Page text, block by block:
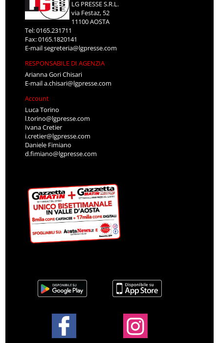
LG PRESSE S.R.L.
via Festaz, 52
11100 AOSTA
Tel: 0165.231711
Fax: 0165.1820141
E-mailsegreteria@lgpresse.com
RESPONSABILE DI AGENZIA
Arianna Gori Chisari
E-maila.chisari@lgpresse.com
Account
Luca Torino
l.torino@lgpresse.com
Ivana Cretier
i.cretier@lgpresse.com
Daniele Fimiano
d.fimiano@lgpresse.com